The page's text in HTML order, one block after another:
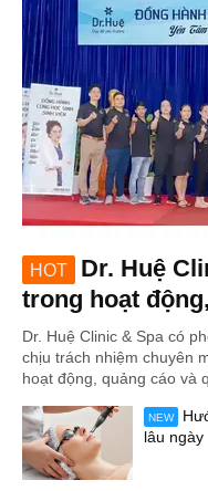
HOT
Dr. Huệ
trong hoạt
Dr. Huệ Clinic & Spa có
chịu trách nhiệm chuyên
hoạt động, quảng cáo và
NEW
lâu ngày